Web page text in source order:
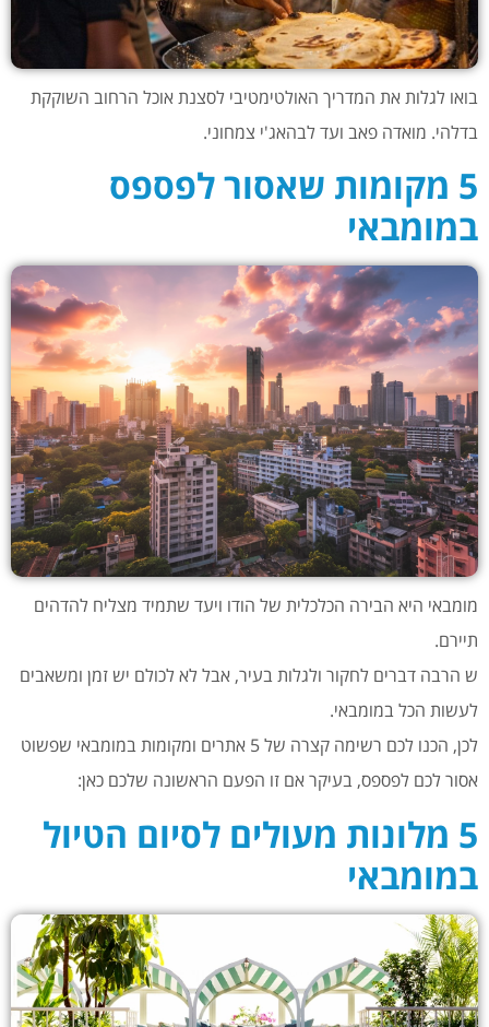
בואו לגלות את המדריך האולטימטיבי לסצנת אוכל הרחוב השוקקת
בדלהי. מואדה פאב ועד לבהאג'י צמחוני.
5 מקומות שאסור לפספס
במומבאי
מומבאי היא הבירה הכלכלית של הודו ויעד שתמיד מצליח להדהים
תיירם.
ש הרבה דברים לחקור ולגלות בעיר, אבל לא לכולם יש זמן ומשאבים
לעשות הכל במומבאי.
לכן, הכנו לכם רשימה קצרה של 5 אתרים ומקומות במומבאי שפשוט
אסור לכם לפספס, בעיקר אם זו הפעם הראשונה שלכם כאן:
5 מלונות מעולים לסיום הטיול
במומבאי